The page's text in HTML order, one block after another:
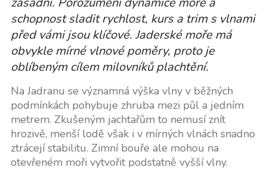
schopnost sladit rychlost, kurs a trim s vlnami
před vámi jsou klíčové. Jaderské moře má
obvykle mírné vlnové poměry, proto je
oblíbeným cílem milovníků plachtění.
Na Jadranu se významná výška vlny v běžných
podmínkách pohybuje zhruba mezi půl a jedním
metrem. Zkušeným jachtařům to nemusí znít
hrozivě, menší lodě však i v mírných vlnách snadno
ztrácejí stabilitu. Zimní bouře ale mohou na
otevřeném moři vytvořit podstatně vyšší vlny.